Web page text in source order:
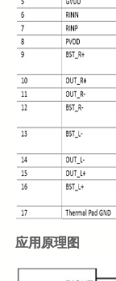
应用原理图